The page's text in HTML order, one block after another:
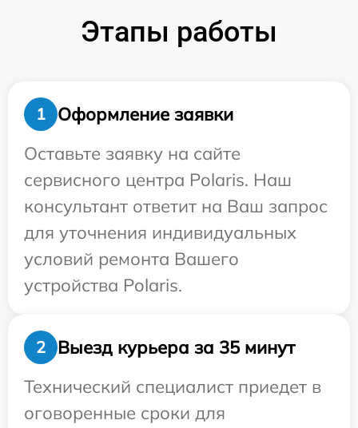
Этапы работы
1
Оформление заявки
Оставьте заявку на сайте
сервисного центра Polaris. Наш
консультант ответит на Ваш запрос
для уточнения индивидуальных
условий ремонта Вашего
устройства Polaris.
2
Выезд курьера за 35 минут
Технический специалист приедет в
оговоренные сроки для